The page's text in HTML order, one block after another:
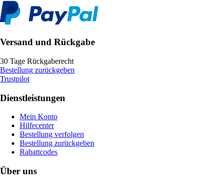
Versand und Rückgabe
30 Tage Rückgaberecht
Bestellung zurückgeben
Trustpilot
Dienstleistungen
Mein Konto
Hilfecenter
Bestellung verfolgen
Bestellung zurückgeben
Rabattcodes
Über uns